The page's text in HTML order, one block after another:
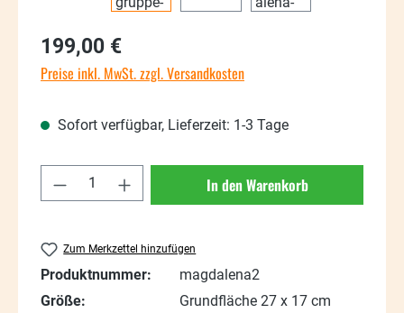
Regulärer Preis:
199,00 €
Preise inkl. MwSt. zzgl. Versandkosten
Sofort verfügbar, Lieferzeit: 1-3 Tage
Produkt Anzahl: Gib den gewünschten
In den Warenkorb
Zum Merkzettel hinzufügen
Produktnummer:
magdalena2
Größe:
Grundfläche 27 x 17 cm